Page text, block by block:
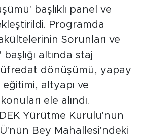
başlıklı panel ve
Programda
Sorunları ve
altında staj
dönüşümü, yapay
altyapı ve
ele alındı.
Yürütme Kurulu'nun
Bey Mahallesi'ndeki